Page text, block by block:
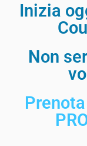
Inizia
Non